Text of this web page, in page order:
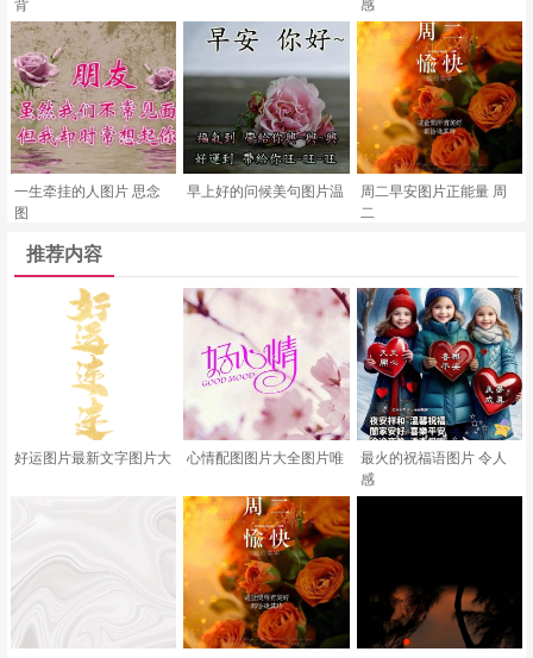
背
感
一生牵挂的人图片 思念
图
早上好的问候美句图片温
周二早安图片正能量 周
二
推荐内容
好运图片最新文字图片大 心情配图图片大全图片唯
最火的祝福语图片 令人
感